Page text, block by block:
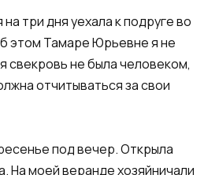
три дня уехала к подруге во
этом Тамаре Юрьевне я не
свекровь не была человеком,
отчитываться за свои
под вечер. Открыла
На моей веранде хозяйничали